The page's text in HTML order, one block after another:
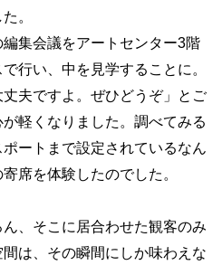
。
集会議をアートセンター3階
行い、中を見学することに。
夫ですよ。ぜひどうぞ」とご
軽くなりました。調べてみる
ートまで設定されているなん
席を体験したのでした。
、そこに居合わせた観客のみ
は、その瞬間にしか味わえな